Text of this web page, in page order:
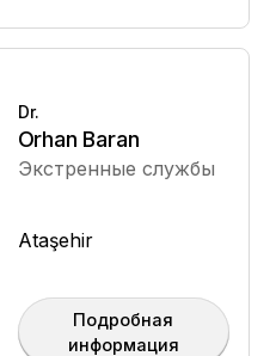
Dr.
Orhan Baran
Экстренные службы
Ataşehir
Подробная
информация